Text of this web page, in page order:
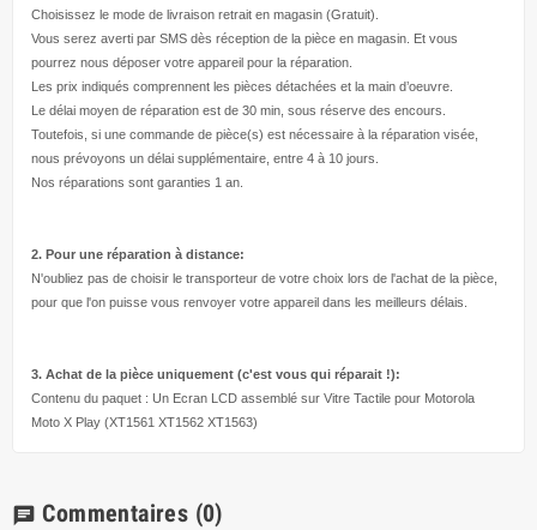
Choisissez le mode de livraison retrait en magasin (Gratuit).
Vous serez averti par SMS dès réception de la pièce en magasin. Et vous
pourrez nous déposer votre appareil pour la réparation.
Les prix indiqués comprennent les pièces détachées et la main d’oeuvre
Le délai moyen de réparation est de 30 min, sous réserve des encours.
Toutefois, si une commande de pièce(s) est nécessaire à la réparation visée,
nous prévoyons un délai supplémentaire, entre 4 à 10 jours.
Nos réparations sont garanties 1 an.
2. Pour une réparation à distance:
N'oubliez pas de choisir le transporteur de votre choix lors de l'achat de la pièce,
pour que l'on puisse vous renvoyer votre appareil dans les meilleurs délais.
3. Achat de la pièce uniquement (c'est vous qui réparait !):
Contenu du paquet : Un Ecran LCD assemblé sur Vitre Tactile pour Motorola
Moto X Play (XT1561 XT1562 XT1563)
chat Commentaires (0)